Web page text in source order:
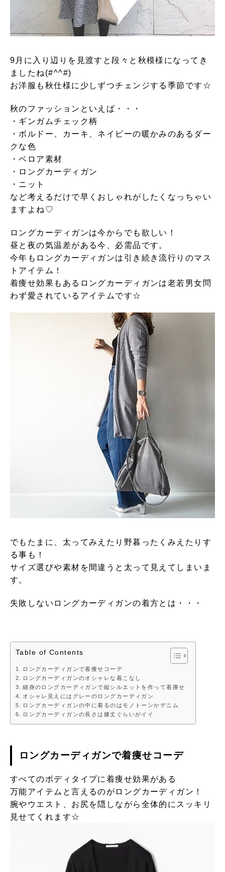
9月に入り辺りを見渡すと段々と秋模様になってき
ましたね(#^^#)
お洋服も秋仕様に少しずつチェンジする季節です☆
秋のファッションといえば・・・
・ギンガムチェック柄
・ボルドー、カーキ、ネイビーの暖かみのあるダー
クな色
・ベロア素材
・ロングカーディガン
・ニット
など考えるだけで早くおしゃれがしたくなっちゃい
ますよね♡
ロングカーディガンは今からでも欲しい！
昼と夜の気温差がある今、必需品です。
今年もロングカーディガンは引き続き流行りのマス
トアイテム！
着痩せ効果もあるロングカーディガンは老若男女問
わず愛されているアイテムです☆
でもたまに、太ってみえたり野暮ったくみえたりす
る事も！
サイズ選びや素材を間違うと太って見えてしまいま
す。
失敗しないロングカーディガンの着方とは・・・
Table of Contents
ロングカーディガンで着痩せコーデ
ロングカーディガンのオシャレな着こなし
細身のロングカーディガンで縦シルエットを作って着痩せ
オシャレ見えにはグレーのロングカーディガン
ロングカーディガンの中に着るのはモノトーンかデニム
ロングカーディガンの長さは膝丈ぐらいがイイ
ロングカーディガンで着痩せコーデ
すべてのボディタイプに着痩せ効果がある
万能アイテムと言えるのがロングカーディガン！
腕やウエスト、お尻を隠しながら全体的にスッキリ
見せてくれます☆